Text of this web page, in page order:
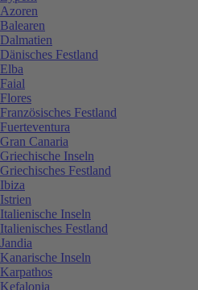
Azoren
Balearen
Dalmatien
Dänisches Festland
Elba
Faial
Flores
Französisches Festland
Fuerteventura
Gran Canaria
Griechische Inseln
Griechisches Festland
Ibiza
Istrien
Italienische Inseln
Italienisches Festland
Jandia
Kanarische Inseln
Karpathos
Kefalonia